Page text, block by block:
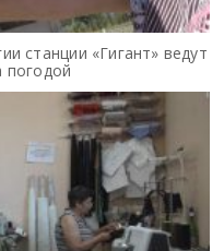
станции «Гигант» ведут
погодой